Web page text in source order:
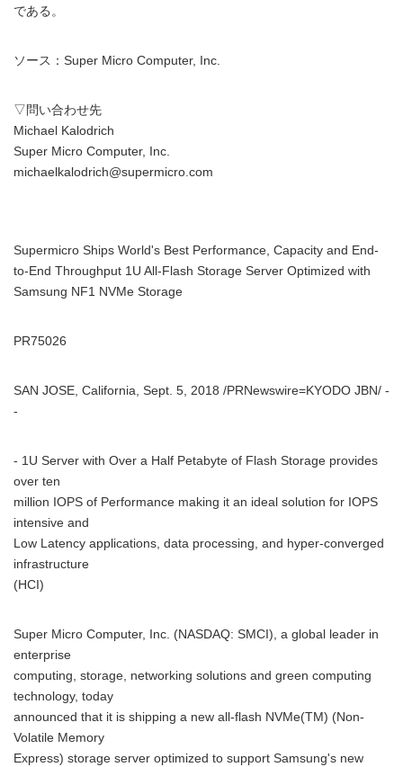
である。
ソース：Super Micro Computer, Inc.
▽問い合わせ先
Michael Kalodrich
Super Micro Computer, Inc.
michaelkalodrich@supermicro.com
Supermicro Ships World's Best Performance, Capacity and End-
to-End Throughput 1U All-Flash Storage Server Optimized with
Samsung NF1 NVMe Storage
PR75026
SAN JOSE, California, Sept. 5, 2018 /PRNewswire=KYODO JBN/ -
-
- 1U Server with Over a Half Petabyte of Flash Storage provides
over ten
million IOPS of Performance making it an ideal solution for IOPS
intensive and
Low Latency applications, data processing, and hyper-converged
infrastructure
(HCI)
Super Micro Computer, Inc. (NASDAQ: SMCI), a global leader in
enterprise
computing, storage, networking solutions and green computing
technology, today
announced that it is shipping a new all-flash NVMe(TM) (Non-
Volatile Memory
Express) storage server optimized to support Samsung's new